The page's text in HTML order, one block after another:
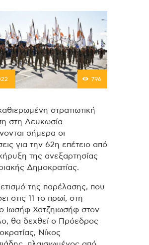
796
στρατιωτική
στη Λευκωσία
σήμερα οι
για την 62η επέτειο από
της ανεξαρτησίας
Δημοκρατίας.
της παρέλασης, που
στις 11 το πρωί, στη
Ιωσήφ Χατζηιωσήφ στον
θα δεχθεί ο Πρόεδρος
Νίκος